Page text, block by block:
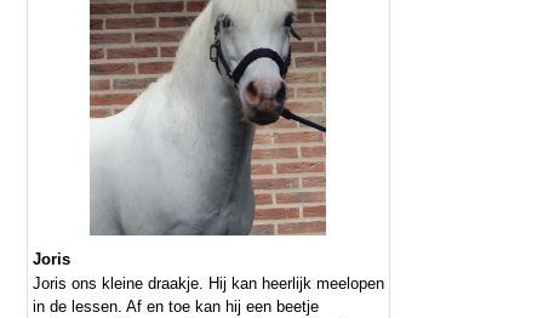
Joris
Joris ons kleine draakje. Hij kan heerlijk meelopen
in de lessen. Af en toe kan hij een beetje